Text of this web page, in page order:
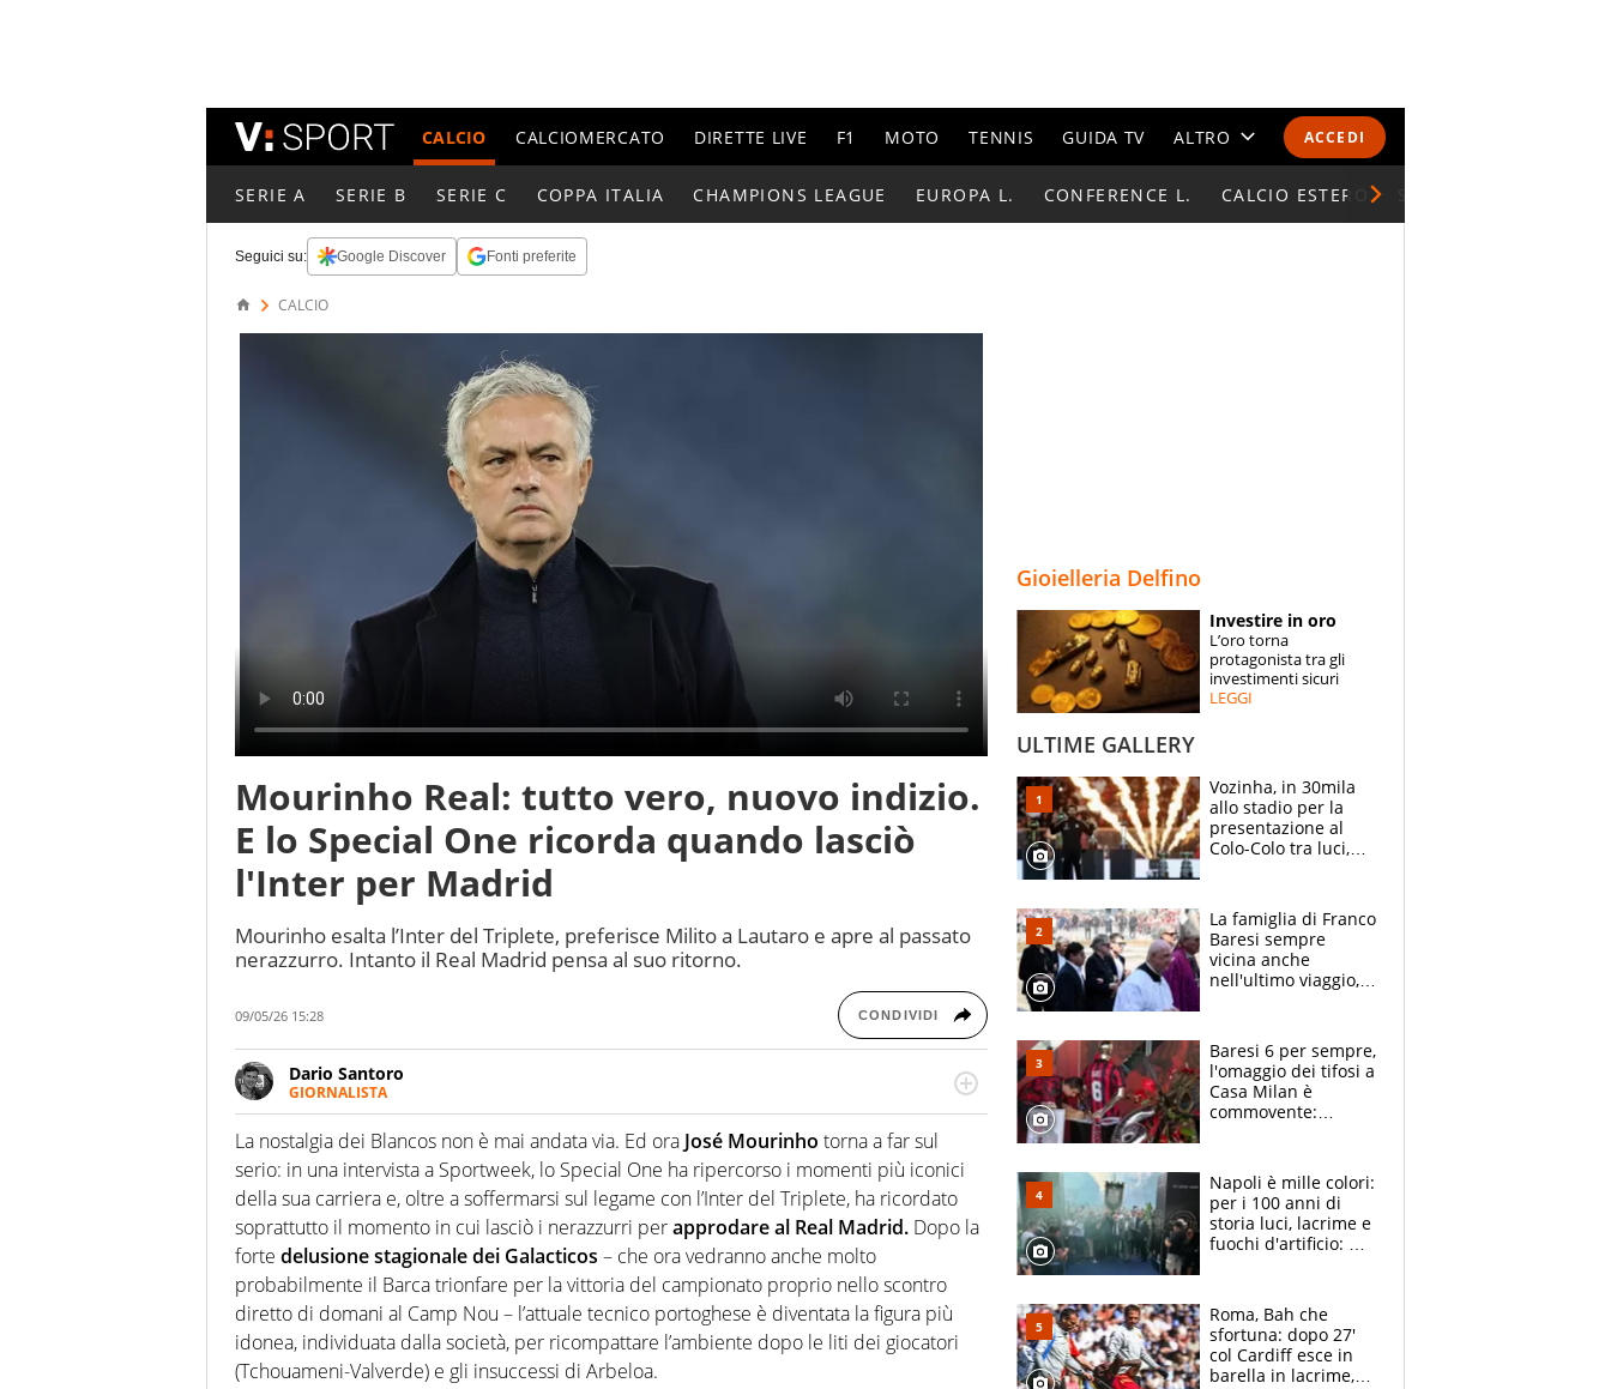
ACCEDI
CALCIO CALCIOMERCATO DIRETTE LIVE F1 MOTO TENNIS GUIDA TV ALTRO
CALENDARI E CLASSIFICHE
ESPERTI
CONTATTI
SERIE A SERIE B SERIE C COPPA ITALIA CHAMPIONS LEAGUE EUROPA L. CONFERENCE L. CALCIO ESTERO
Seguici su: Google Discover Fonti preferite
CALCIO
Mourinho Real: tutto vero, nuovo indizio.
E lo Special One ricorda quando lasciò
l'Inter per Madrid
Mourinho esalta l’Inter del Triplete, preferisce Milito a Lautaro e apre al passato
nerazzurro. Intanto il Real Madrid pensa al suo ritorno.
09/05/26 15:28 CONDIVIDI
Dario Santoro
GIORNALISTA
Scrive, commenta, racconta lo sport in tutte le sfaccettature. Tocca l'apice quando ha
modo di concentrarsi sulle interviste ai grandi protagonisti
La nostalgia dei Blancos non è mai andata via. Ed ora José Mourinho torna a far sul
serio: in una intervista a Sportweek, lo Special One ha ripercorso i momenti più iconici
della sua carriera e, oltre a soffermarsi sul legame con l’Inter del Triplete, ha ricordato
soprattutto il momento in cui lasciò i nerazzurri perapprodare al Real Madrid. Dopo la
forte delusione stagionale dei Galacticos – che ora vedranno anche molto
probabilmente il Barca trionfare per la vittoria del campionato proprio nello scontro
diretto di domani al Camp Nou – l’attuale tecnico portoghese è diventata la figura più
idonea, individuata dalla società, per ricompattare l’ambiente dopo le liti dei giocatori
(Tchouameni-Valverde) e gli insuccessi di Arbeloa.
Gioielleria Delfino
Investire in oro
L’oro torna
protagonista tra gli
investimenti sicuri
LEGGI
ULTIME GALLERY
Vozinha, in 30mila
allo stadio per la
presentazione al
Colo-Colo tra luci,
La famiglia di Franco
Baresi sempre
vicina anche
nell'ultimo viaggio,
circondati
dall'affetto dei tifosi
Baresi 6 per sempre,
l'omaggio dei tifosi a
Casa Milan è
commovente:
bigliettini
Napoli è mille colori:
per i 100 anni di
storia luci, lacrime e
fuochi d'artificio: De
Roma, Bah che
sfortuna: dopo 27'
col Cardiff esce in
barella in lacrime,